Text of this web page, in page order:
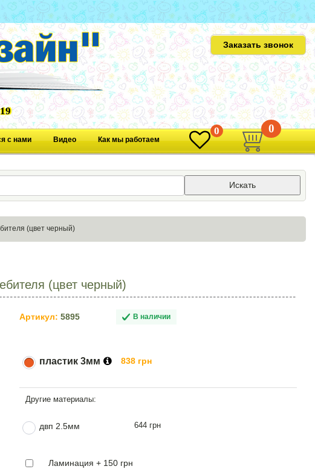
Заказать звонок
с нами Видео Как мы работаем
0 0
Искать
(цвет черный)
(цвет черный)
Артикул: 5895 В наличии
пластик 3мм 838 грн
двп 2.5мм 644 грн
Ламинация + 150 грн